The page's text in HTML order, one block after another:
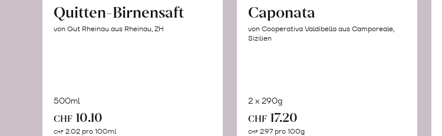
Quitten-Birnensaft
von Gut Rheinau aus Rheinau, ZH
500ml
CHF 10.10
CHF 2.02 pro 100ml
Caponata
von Cooperativa Valdibella aus Camporeale,
Sizilien
2 x 290g
CHF 17.20
CHF 2.97 pro 100g